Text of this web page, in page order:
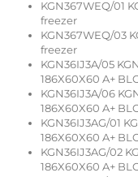
KGN367WEQ/01
freezer
KGN367WEQ/03
freezer
KGN36IJ3A/05
186X60X60 A+
KGN36IJ3A/06
186X60X60 A+
KGN36IJ3AG/01
186X60X60 A+
KGN36IJ3AG/02
186X60X60 A+